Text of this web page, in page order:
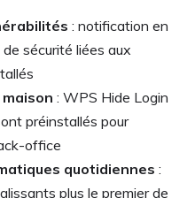
: notification en
sécurité liées aux
: WPS Hide Login
préinstallés pour
office
quotidiennes :
plus le premier de